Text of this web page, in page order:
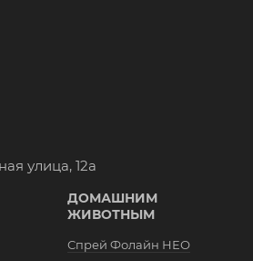
улица, 12а
ДОМАШНИМ
ЖИВОТНЫМ
Спрей Фолайн НЕО